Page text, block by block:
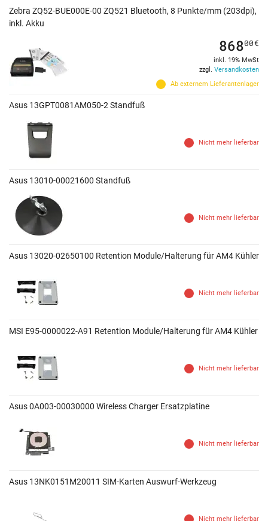
Zebra ZQ52-BUE000E-00 ZQ521 Bluetooth, 8 Punkte/mm (203dpi),
inkl. Akku
Ab externem Lieferantenlager
86800€
inkl. 19% MwSt
zzgl. Versandkosten
Asus 13GPT0081AM050-2 Standfuß
Nicht mehr lieferbar
Asus 13010-00021600 Standfuß
Nicht mehr lieferbar
Asus 13020-02650100 Retention Module/Halterung für AM4 Kühler
Nicht mehr lieferbar
MSI E95-0000022-A91 Retention Module/Halterung für AM4 Kühler
Nicht mehr lieferbar
Asus 0A003-00030000 Wireless Charger Ersatzplatine
Nicht mehr lieferbar
Asus 13NK0151M20011 SIM-Karten Auswurf-Werkzeug
Nicht mehr lieferbar